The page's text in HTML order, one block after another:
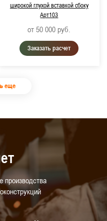
широкой глухой вставкой сбоку
Арт103
от 50 000 руб.
Заказать расчет
еще
производства